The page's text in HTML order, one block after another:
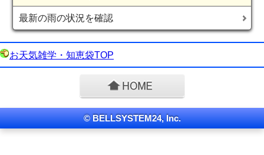
最新の雨の状況を確認
お天気雑学・知恵袋TOP
© BELLSYSTEM24, Inc.